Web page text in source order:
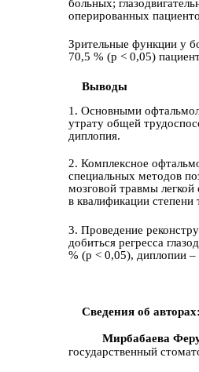
больных;
оперированных
Зрительные функции у
70,5 % (p < 0,05)
Выводы
1. Основными
утрату общей
диплопия.
2. Комплексное
специальных методов
мозговой травмы
в квалификaции степени
3. Проведение
добиться регресса
% (p < 0,05), диплопии
Сведения об авторах:
Мирбабаева
государственный